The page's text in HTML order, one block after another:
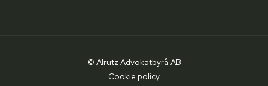
© Alrutz Advokatbyrå AB
Cookie policy